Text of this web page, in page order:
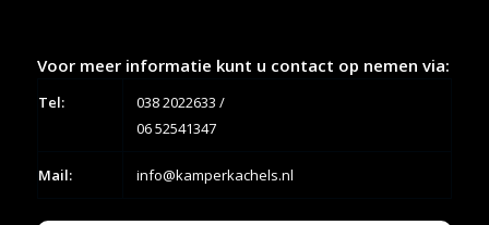
Voor meer informatie kunt u contact op nemen via:
Tel: 038 2022633 /
06 52541347
Mail: info@kamperkachels.nl